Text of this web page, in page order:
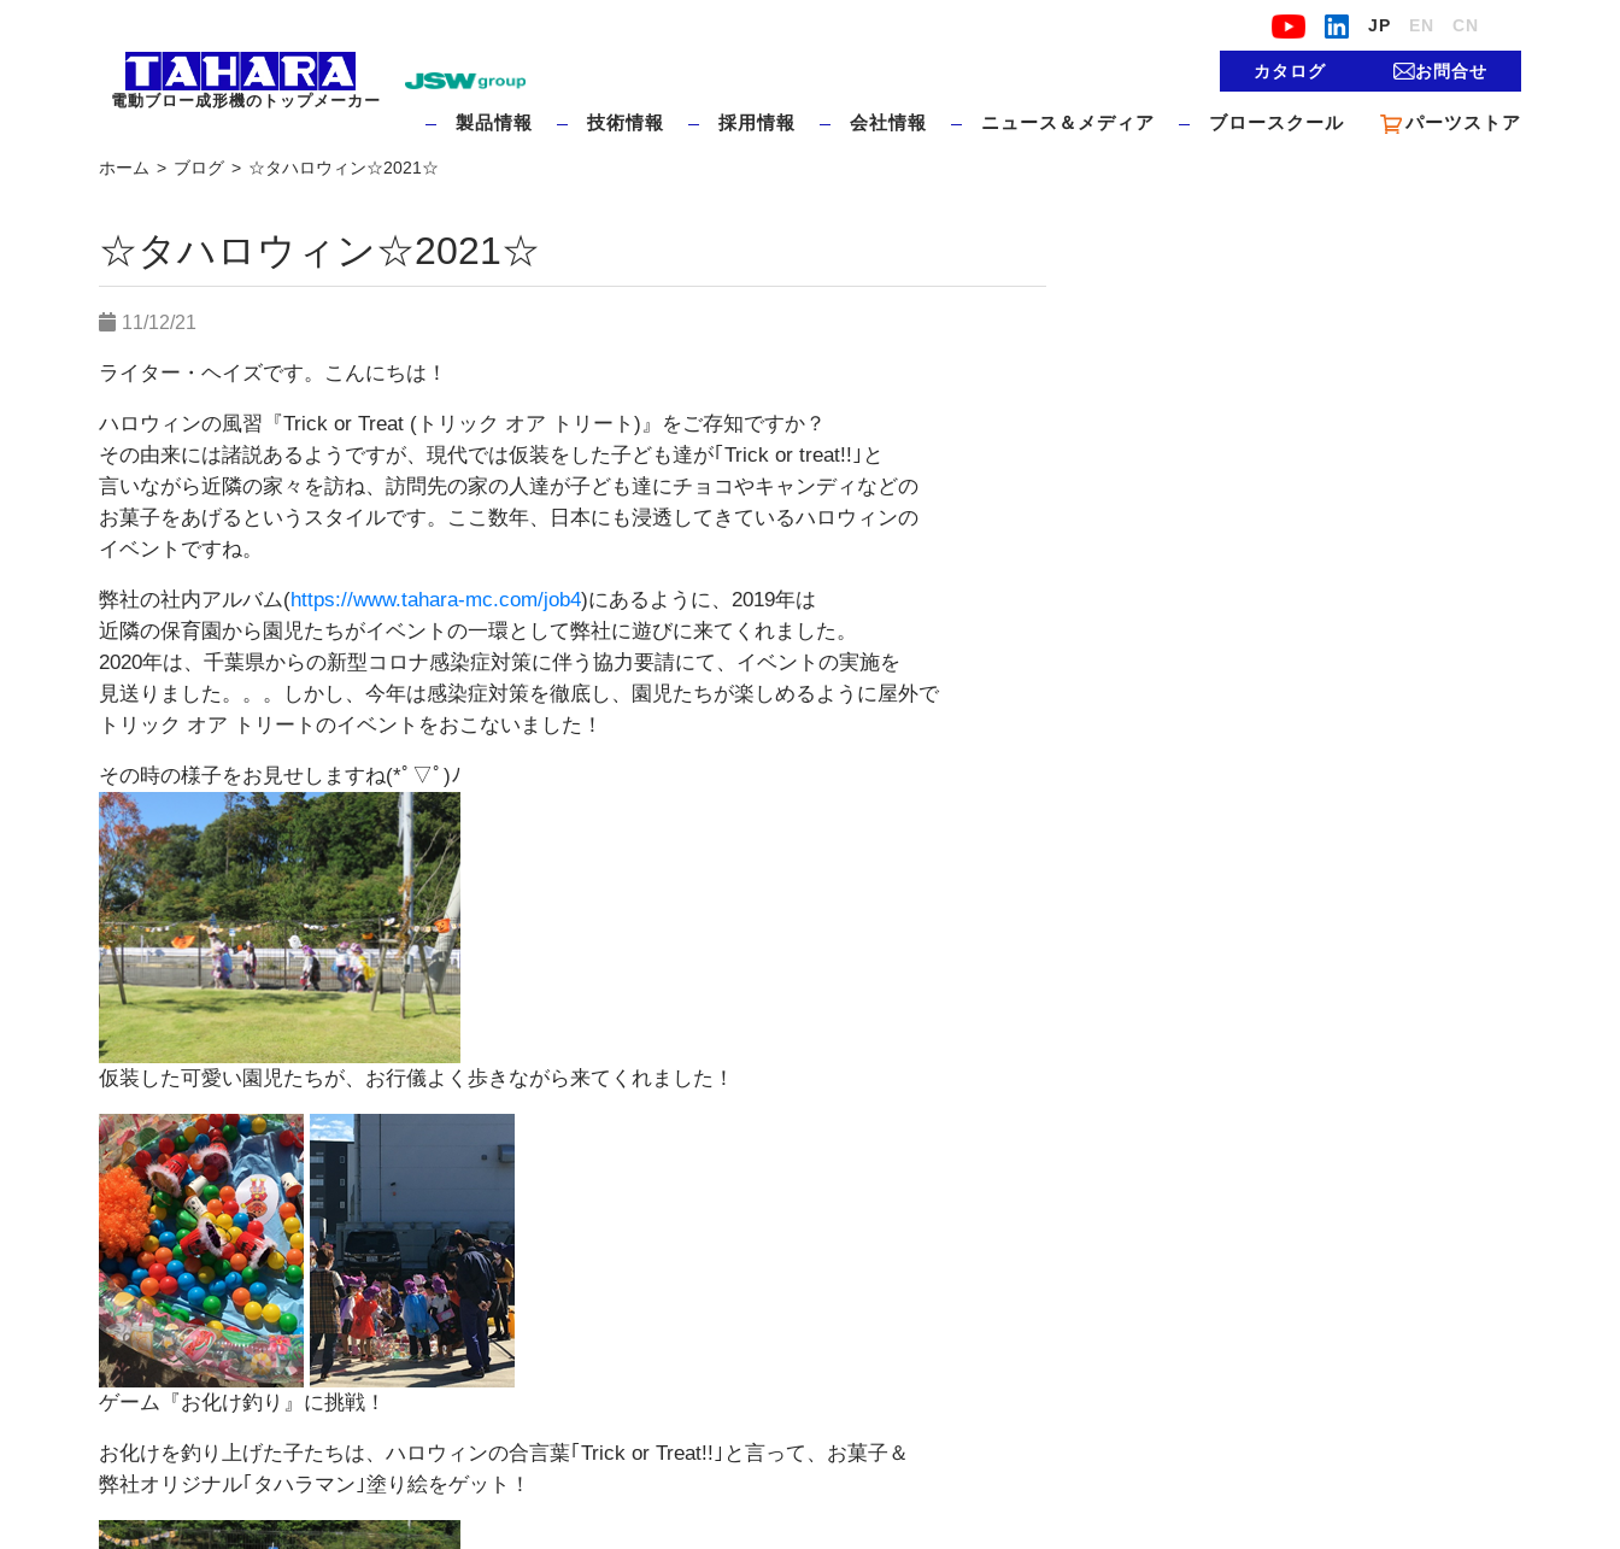
JP EN CN
電動ブロー成形機のトップメーカー
カタログ お問合せ
製品情報 技術情報 採用情報 会社情報 ニュース＆メディア ブロースクール パーツストア
ホーム ブログ ☆タハロウィン☆2021☆
☆タハロウィン☆2021☆
11/12/21
ライター・ヘイズです。こんにちは！
ハロウィンの風習『Trick or Treat (トリック オア トリート)』をご存知ですか？
その由来には諸説あるようですが、現代では仮装をした子ども達が｢Trick or treat!!｣と
言いながら近隣の家々を訪ね、訪問先の家の人達が子ども達にチョコやキャンディなどの
お菓子をあげるというスタイルです。ここ数年、日本にも浸透してきているハロウィンの
イベントですね。
弊社の社内アルバム(https://www.tahara-mc.com/job4)にあるように、2019年は
近隣の保育園から園児たちがイベントの一環として弊社に遊びに来てくれました。
2020年は、千葉県からの新型コロナ感染症対策に伴う協力要請にて、イベントの実施を
見送りました。。。しかし、今年は感染症対策を徹底し、園児たちが楽しめるように屋外で
トリック オア トリートのイベントをおこないました！
その時の様子をお見せしますね(*ﾟ▽ﾟ)ﾉ
仮装した可愛い園児たちが、お行儀よく歩きながら来てくれました！
ゲーム『お化け釣り』に挑戦！
お化けを釣り上げた子たちは、ハロウィンの合言葉｢Trick or Treat!!｣と言って、お菓子＆
弊社オリジナル｢タハラマン｣塗り絵をゲット！